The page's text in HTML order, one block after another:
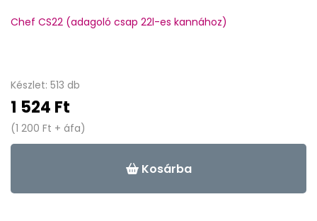
Chef CS22 (adagoló csap 22l-es kannához)
Készlet: 513 db
1 524 Ft
(1 200 Ft + áfa)
Kosárba